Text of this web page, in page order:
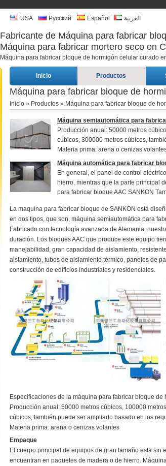
USA Русский Español العربية
Fabricante de Máquina para fabricar
Máquina para fabricar mortero seco en
Máquina para fabricar bloque de hormigón celular curado
Inicio Productos
Máquina para fabricar bloque de
Inicio » Productos » Máquina para fabricar bloque de
Máquina semiautomática para
Producción anual: 50000 metros
cúbicos, 300000 metros cúbicos,
Materia prima: arena o cenizas
Máquina automática para fabricar
En general, el panel de control
hierro, mientras que la parte principal
para fabricar bloque AAC SANKON
La maquina para fabricar bloque de SANKON está
en dos tipos, que son, máquina semiautomática para
Fabricado con tecnología avanzada de Alemania,
duración. Los bloques AAC que produce este equipo
manejabilidad, gran capacidad de aislamiento,
aislamiento, tubos de aislamiento térmico, paneles de
construcción de edificios industriales y residenciales.
Especificaciones de la máquina para fabricar bloque
Producción anual: 50000 metros cúbicos, 100000
cúbicos, también puede ser ampliado basado en los
Materia prima: arena o cenizas volantes
Empaque
El cuerpo principal de equipos de gran tamaño esta
encuentran en paquetes de madera o de hierro.